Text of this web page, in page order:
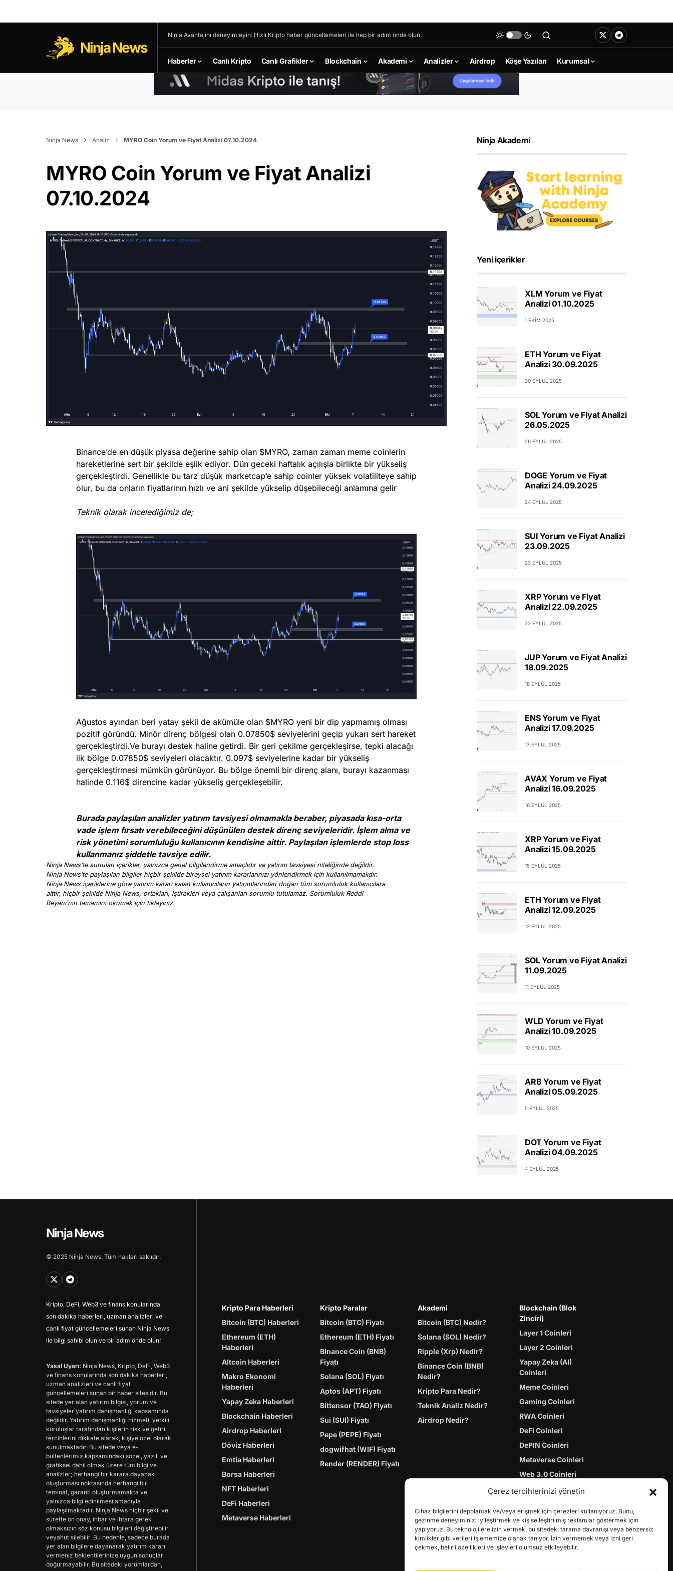
Çerez tercihlerinizi yönetin
Cihaz bilgilerini depolamak ve/veya erişmek için çerezleri kullanıyoruz. Bunu,
gezinme deneyiminizi iyileştirmek ve kişiselleştirilmiş reklamlar göstermek için
yapıyoruz. Bu teknolojilere izin vermek, bu sitedeki tarama davranışı veya benzersiz
kimlikler gibi verileri işlememize olanak tanıyor. İzin vermemek veya izni geri
çekmek, belirli özellikleri ve işlevleri olumsuz etkileyebilir.
Ninja News
Ninja Avantajını deneyimleyin: Hızlı Kripto haber güncellemeleri ile hep bir adım önde olun
Haberler Canlı Kripto Canlı Grafikler Blockchain Akademi Analizler Airdrop Köşe Yazıları Kurumsal
Ninja News Analiz MYRO Coin Yorum ve Fiyat Analizi 07.10.2024
MYRO Coin Yorum ve Fiyat Analizi
07.10.2024
Binance’de en düşük piyasa değerine sahip olan $MYRO, zaman zaman meme coinlerin
hareketlerine sert bir şekilde eşlik ediyor. Dün geceki haftalık açılışla birlikte bir yükseliş
gerçekleştirdi. Genellikle bu tarz düşük marketcap’e sahip coinler yüksek volatiliteye sahip
olur, bu da onların fiyatlarının hızlı ve ani şekilde yükselip düşebileceği anlamına gelir
Teknik olarak incelediğimiz de;
Ağustos ayından beri yatay şekil de akümüle olan $MYRO yeni bir dip yapmamış olması
pozitif göründü. Minör direnç bölgesi olan 0.07850$ seviyelerini geçip yukarı sert hareket
gerçekleştirdi.Ve burayı destek haline getirdi. Bir geri çekilme gerçekleşirse, tepki alacağı
ilk bölge 0.07850$ seviyeleri olacaktır. 0.097$ seviyelerine kadar bir yükseliş
gerçekleştirmesi mümkün görünüyor. Bu bölge önemli bir direnç alanı, burayı kazanması
halinde 0.116$ direncine kadar yükseliş gerçekleşebilir.
Burada paylaşılan analizler yatırım tavsiyesi olmamakla beraber, piyasada kısa-orta
vade işlem fırsatı verebileceğini düşünülen destek direnç seviyeleridir. İşlem alma ve
risk yönetimi sorumluluğu kullanıcının kendisine aittir. Paylaşılan işlemlerde stop loss
kullanmanız şiddetle tavsiye edilir.
Ninja News’te sunulan içerikler, yalnızca genel bilgilendirme amaçlıdır ve yatırım tavsiyesi niteliğinde değildir.
Ninja News’te paylaşılan bilgiler hiçbir şekilde bireysel yatırım kararlarınızı yönlendirmek için kullanılmamalıdır.
Ninja News içeriklerine göre yatırım kararı kalan kullanıcıların yatırımlarından doğan tüm sorumluluk kullanıcılara
aittir, hiçbir şekilde Ninja News, ortakları, iştirakleri veya çalışanları sorumlu tutulamaz. Sorumluluk Reddi
Beyanı’nın tamamını okumak için tıklayınız.
Ninja Akademi
Yeni içerikler
XLM Yorum ve Fiyat
Analizi 01.10.2025
1 EKIM 2025
ETH Yorum ve Fiyat
Analizi 30.09.2025
30 EYLÜL 2025
SOL Yorum ve Fiyat Analizi
26.05.2025
26 EYLÜL 2025
DOGE Yorum ve Fiyat
Analizi 24.09.2025
24 EYLÜL 2025
SUI Yorum ve Fiyat Analizi
23.09.2025
23 EYLÜL 2025
XRP Yorum ve Fiyat
Analizi 22.09.2025
22 EYLÜL 2025
JUP Yorum ve Fiyat Analizi
18.09.2025
18 EYLÜL 2025
ENS Yorum ve Fiyat
Analizi 17.09.2025
17 EYLÜL 2025
AVAX Yorum ve Fiyat
Analizi 16.09.2025
16 EYLÜL 2025
XRP Yorum ve Fiyat
Analizi 15.09.2025
15 EYLÜL 2025
ETH Yorum ve Fiyat
Analizi 12.09.2025
12 EYLÜL 2025
SOL Yorum ve Fiyat Analizi
11.09.2025
11 EYLÜL 2025
WLD Yorum ve Fiyat
Analizi 10.09.2025
10 EYLÜL 2025
ARB Yorum ve Fiyat
Analizi 05.09.2025
5 EYLÜL 2025
DOT Yorum ve Fiyat
Analizi 04.09.2025
4 EYLÜL 2025
Ninja News
© 2025 Ninja News. Tüm hakları saklıdır.
Kripto, DeFi, Web3 ve finans konularında
son dakika haberleri, uzman analizleri ve
canlı fiyat güncellemeleri sunan Ninja News
ile bilgi sahibi olun ve bir adım önde olun!
Yasal Uyarı: Ninja News, Kripto, DeFi, Web3
ve finans konularında son dakika haberleri,
uzman analizleri ve canlı fiyat
güncellemeleri sunan bir haber sitesidir. Bu
sitede yer alan yatırım bilgisi, yorum ve
tavsiyeler yatırım danışmanlığı kapsamında
değildir. Yatırım danışmanlığı hizmeti, yetkili
kuruluşlar tarafından kişilerin risk ve getiri
tercihlerini dikkate alarak, kişiye özel olarak
sunulmaktadır. Bu sitede veya e-
bültenlerimiz kapsamındaki sözel, yazılı ve
grafiksel dahil olmak üzere tüm bilgi ve
analizler; herhangi bir karara dayanak
oluşturması noktasında herhangi bir
teminat, garanti oluşturmamakta ve
yalnızca bilgi edinilmesi amacıyla
paylaşılmaktadır. Ninja News hiçbir şekil ve
surette ön onay, ihbar ve ihtara gerek
olmaksızın söz konusu bilgileri değiştirebilir
veyahut silebilir. Bu nedenle, sadece burada
yer alan bilgilere dayanarak yatırım kararı
vermeniz beklentilerinize uygun sonuçlar
doğurmayabilir. Bu sitedeki yorumlardan,
Kripto Para Haberleri
Bitcoin (BTC) Haberleri
Ethereum (ETH)
Haberleri
Altcoin Haberleri
Makro Ekonomi
Haberleri
Yapay Zeka Haberleri
Blockchain Haberleri
Airdrop Haberleri
Döviz Haberleri
Emtia Haberleri
Borsa Haberleri
NFT Haberleri
DeFi Haberleri
Metaverse Haberleri
Kripto Paralar
Bitcoin (BTC) Fiyatı
Ethereum (ETH) Fiyatı
Binance Coin (BNB)
Fiyatı
Solana (SOL) Fiyatı
Aptos (APT) Fiyatı
Bittensor (TAO) Fiyatı
Sui (SUI) Fiyatı
Pepe (PEPE) Fiyatı
dogwifhat (WIF) Fiyatı
Render (RENDER) Fiyatı
Akademi
Bitcoin (BTC) Nedir?
Solana (SOL) Nedir?
Ripple (Xrp) Nedir?
Binance Coin (BNB)
Nedir?
Kripto Para Nedir?
Teknik Analiz Nedir?
Airdrop Nedir?
Blockchain (Blok
Zinciri)
Layer 1 Coinleri
Layer 2 Coinleri
Yapay Zeka (AI)
Coinleri
Meme Coinleri
Gaming Coinleri
RWA Coinleri
DeFi Coinleri
DePIN Coinleri
Metaverse Coinleri
Web 3.0 Coinleri
Coin Türevleri